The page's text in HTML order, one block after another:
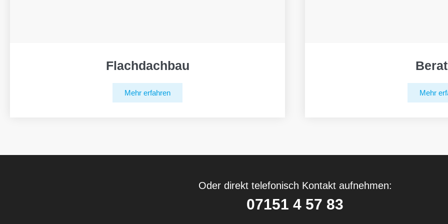
Flachdachbau
Mehr erfahren Mehr
Oder direkt telefonisch Kontakt aufnehmen:
07151 4 57 83